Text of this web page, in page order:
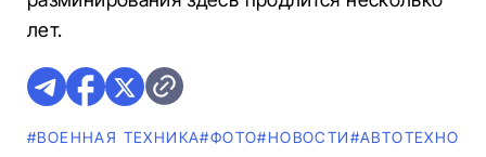
лет.
#ВОЕННАЯ ТЕХНИКА#ФОТО#НОВОСТИ